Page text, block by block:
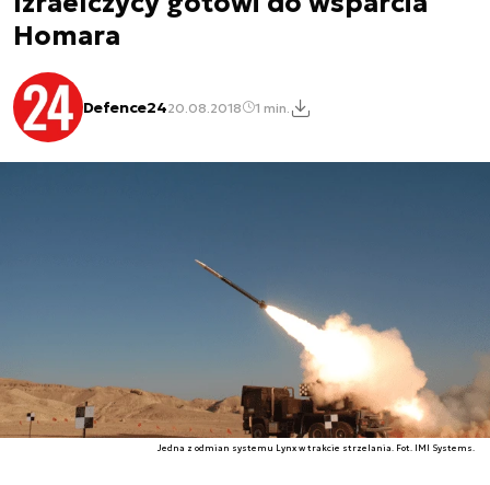
Homara
Defence2420.08.2018 1 min.
Jedna z odmian systemu Lynx w trakcie strzelania. Fot. IMI Systems.